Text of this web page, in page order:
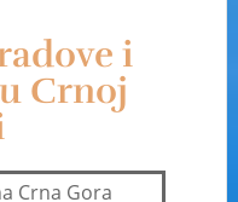
i
Crnoj